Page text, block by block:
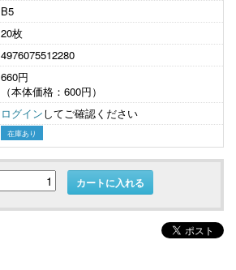
B5
20枚
4976075512280
660円
（本体価格：600円）
ログインしてご確認ください
在庫あり
カートに入れる